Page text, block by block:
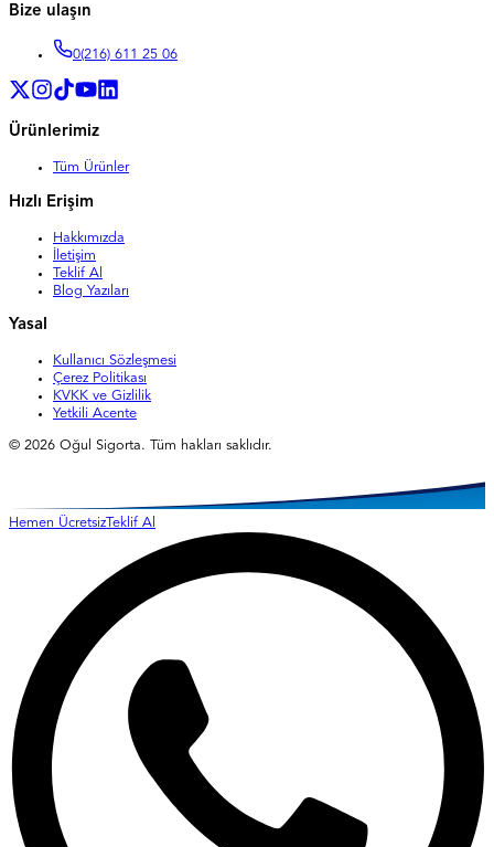
Bize ulaşın
0(216) 611 25 06
Ürünlerimiz
Tüm Ürünler
Hızlı Erişim
Hakkımızda
İletişim
Teklif Al
Blog Yazıları
Yasal
Kullanıcı Sözleşmesi
Çerez Politikası
KVKK ve Gizlilik
Yetkili Acente
© 2026 Oğul Sigorta. Tüm hakları saklıdır.
Hemen ÜcretsizTeklif Al